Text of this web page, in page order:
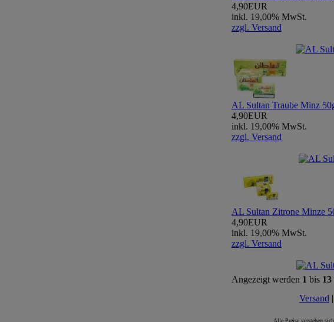
4,90EUR
inkl. 19,00% MwSt.
zzgl. Versand
AL Sultan Traube Minz
4,90EUR
inkl. 19,00% MwSt.
zzgl. Versand
AL Sultan Zitrone Minze
4,90EUR
inkl. 19,00% MwSt.
zzgl. Versand
Angezeigt werden 1 bis 13
Versand |
Alle Preise verstehen